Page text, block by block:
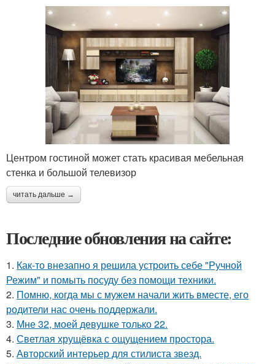
Центром гостиной может стать красивая мебельная
стенка и большой телевизор
читать дальше →
Последние обновления на сайте:
1. Как-то внезапно я решила устроить себе "Ручной
Режим" и помыть посуду без помощи техники.
2. Помню, когда мы с мужем начали жить вместе, его
родители нас очень поддержали.
3. Мне 32, моей девушке только 22.
4. Светлая хрущёвка с ощущением простора.
5. Авторский интерьер для стилиста звезд.